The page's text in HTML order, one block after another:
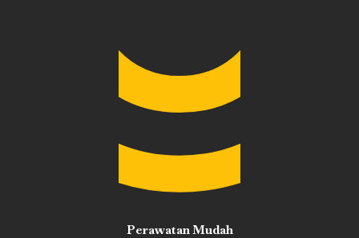
Perawatan Mudah